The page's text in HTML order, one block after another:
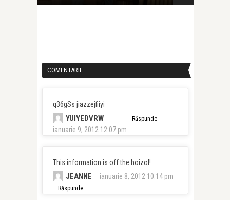
COMENTARII
q36gSs jiazzejfiiyi
YUIYEDVRW
ianuarie 9, 2012 12:07 pm
Răspunde
This information is off the hoizol!
JEANNE ianuarie 8, 2012 10:14 pm
Răspunde